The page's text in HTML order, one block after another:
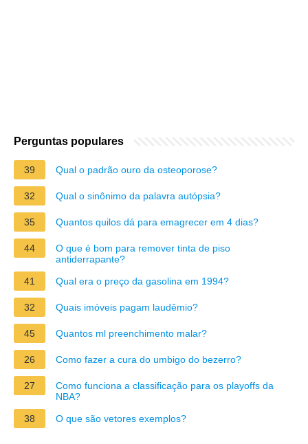
Perguntas populares
39 Qual o padrão ouro da osteoporose?
32 Qual o sinônimo da palavra autópsia?
35 Quantos quilos dá para emagrecer em 4 dias?
44
O que é bom para remover tinta de piso
antiderrapante?
41
Qual era o preço da gasolina em 1994?
32 Quais imóveis pagam laudêmio?
45 Quantos ml preenchimento malar?
26 Como fazer a cura do umbigo do bezerro?
27
Como funciona a classificação para os playoffs da
NBA?
38
O que são vetores exemplos?